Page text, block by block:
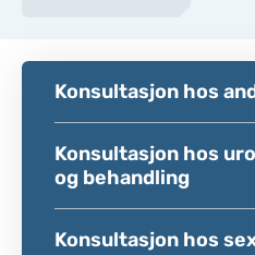
Konsultasjon hos
Konsultasjon hos
og behandling
Konsultasjon hos